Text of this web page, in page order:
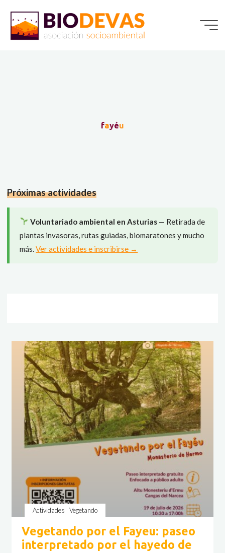
contenido
fayéu
Próximas actividades
Voluntariado ambiental en Asturias— Retirada de
plantas invasoras, rutas guiadas, biomaratones y mucho
más.Ver actividades e inscribirse →
Actividades Vegetando
Vegetando por el Fayeu: paseo
interpretado por el hayedo de